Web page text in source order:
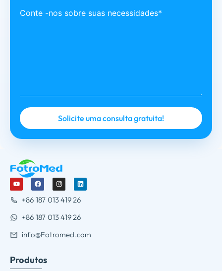
Conte -nos sobre suas necessidades*
+86 187 013 419 26
+86 187 013 419 26
info@Fotromed.com
Produtos